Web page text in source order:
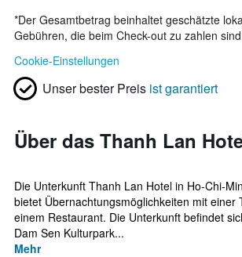
*Der Gesamtbetrag beinhaltet geschätzte
Gebühren, die beim Check-out zu zahlen
Cookie-Einstellungen
Unser bester Preis ist garantiert
Über das Thanh Lan
Die Unterkunft Thanh Lan Hotel in Ho-Chi-
bietet Übernachtungsmöglichkeiten mit einer
einem Restaurant. Die Unterkunft befindet
Dam Sen Kulturpark...
Mehr